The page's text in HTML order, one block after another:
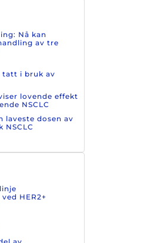
Nå kan
av tre
tatt i bruk av
lovende effekt
NSCLC
laveste dosen av
NSCLC
HER2+